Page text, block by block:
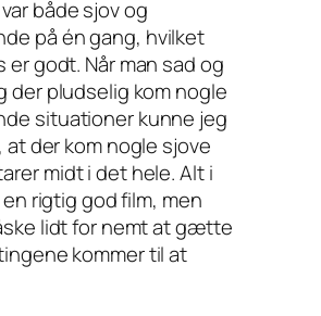
både sjov og
på én gang, hvilket
er godt. Når man sad og
der pludselig kom nogle
situationer kunne jeg
der kom nogle sjove
midt i det hele. Alt i
rigtig god film, men
lidt for nemt at gætte
kommer til at